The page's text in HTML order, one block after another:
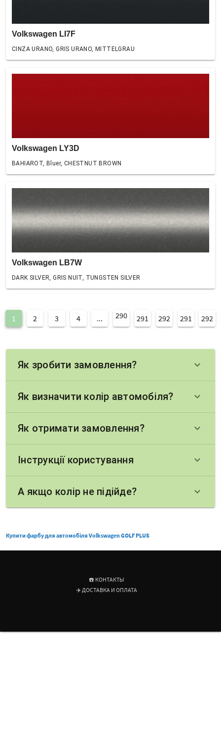
Volkswagen LI7F
CINZA URANO, GRIS URANO, MITTELGRAU
Volkswagen LY3D
BAHIAROT, Bluer, CHESTNUT BROWN
Volkswagen LB7W
DARK SILVER, GRIS NUIT, TUNGSTEN SILVER
1 2 3 4 ... 290 291 292 291 292
Як зробити замовлення? keyboard_arrow_down
Як визначити колір автомобіля? keyboard_arrow_down
Як отримати замовлення? keyboard_arrow_down
Інструкції користування keyboard_arrow_down
А якщо колір не підійде? keyboard_arrow_down
Купити фарбу для автомобіля Volkswagen GOLF PLUS
☎️ КОНТАКТЫ
✈️ ДОСТАВКА И ОПЛАТА